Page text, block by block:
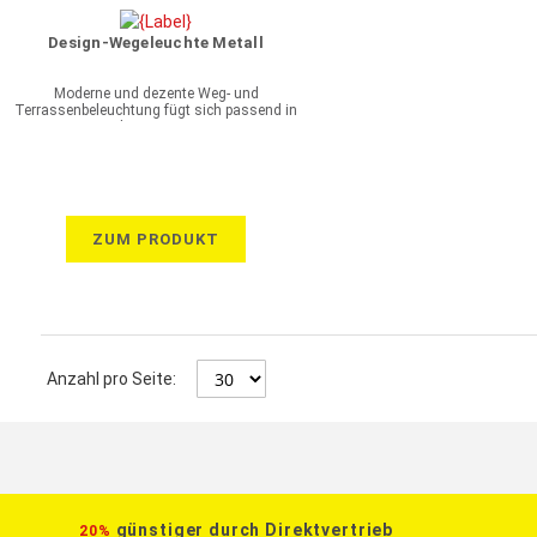
Design-Wegeleuchte Metall
Moderne und dezente Weg- und
Terrassenbeleuchtung fügt sich passend in
ZUM PRODUKT
Anzahl pro Seite:
20% günstiger durch Direktvertrieb